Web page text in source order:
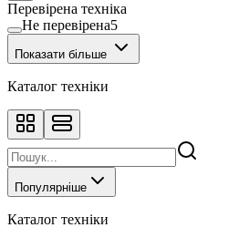
Перевірена техніка
Не перевірена5
Показати більше
Каталог техніки
Популярніше
Каталог техніки